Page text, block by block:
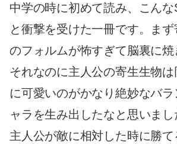
中学の時に初めて読み、こん
と衝撃を受けた一冊です。ま
のフォルムが怖すぎて脳裏に焼
それなのに主人公の寄生生物
に可愛いのがかなり絶妙なバ
ャラを生み出したなと思いま
主人公が敵に相対した時に勝て